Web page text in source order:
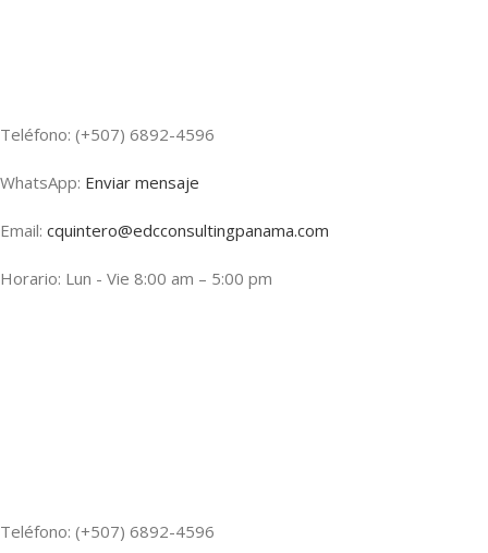
Teléfono: (+507) 6892-4596
WhatsApp: Enviar mensaje
Email: cquintero@edcconsultingpanama.com
Horario: Lun - Vie 8:00 am – 5:00 pm
Teléfono: (+507) 6892-4596